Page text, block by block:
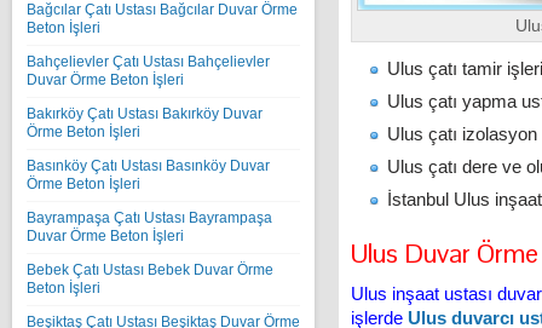
Bağcılar Çatı Ustası Bağcılar Duvar Örme
Beton İşleri
Bahçelievler Çatı Ustası Bahçelievler
Duvar Örme Beton İşleri
Bakırköy Çatı Ustası Bakırköy Duvar
Örme Beton İşleri
Basınköy Çatı Ustası Basınköy Duvar
Örme Beton İşleri
Bayrampaşa Çatı Ustası Bayrampaşa
Duvar Örme Beton İşleri
Bebek Çatı Ustası Bebek Duvar Örme
Beton İşleri
Beşiktaş Çatı Ustası Beşiktaş Duvar Örme
Ulus çatı tamir
Ulus çatı yapma
Ulus çatı
Ulus çatı dere ve
İstanbul Ulus
Ulus Duvar
Ulus inşaat ustası
işlerde Ulus duvarcı